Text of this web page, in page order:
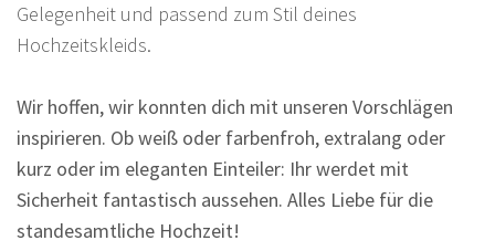
Gelegenheit und passend zum Stil deines
Hochzeitskleids.
Wir hoffen, wir konnten dich mit unseren Vorschlägen
inspirieren. Ob weiß oder farbenfroh, extralang oder
kurz oder im eleganten Einteiler: Ihr werdet mit
Sicherheit fantastisch aussehen. Alles Liebe für die
standesamtliche Hochzeit!